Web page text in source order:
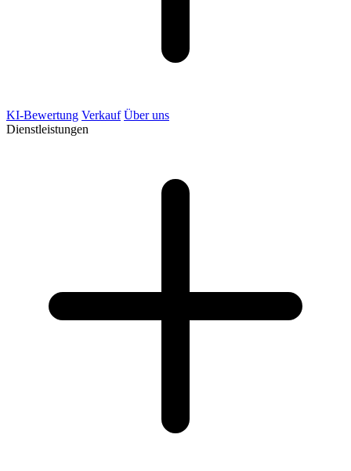
KI-Bewertung Verkauf Über uns
Dienstleistungen